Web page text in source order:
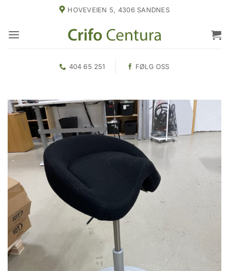
content
HOVEVEIEN 5, 4306 SANDNES
404 65 251 FØLG OSS